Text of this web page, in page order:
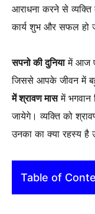
आराधना करने से व्यक्ति
कार्य शुभ और सफल हो
सपनो की दुनियामें आज
जिससे आपके जीवन में
में श्रावण मासमें भगवान
जायेगे। व्यक्ति को
उनका का क्या रहस्य है
Table of